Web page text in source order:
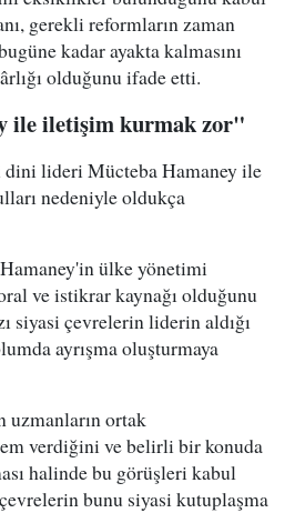
gerekli reformların zaman
kadar ayakta kalmasını
olduğunu ifade etti.
ile iletişim kurmak zor"
dini lideri Mücteba Hamaney ile
nedeniyle oldukça
ülke yönetimi
ve istikrar kaynağı olduğunu
siyasi çevrelerin liderin aldığı
ayrışma oluşturmaya
uzmanların ortak
verdiğini ve belirli bir konuda
halinde bu görüşleri kabul
bunu siyasi kutuplaşma